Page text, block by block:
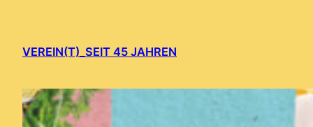
VEREIN(T)_SEIT 45 JAHREN